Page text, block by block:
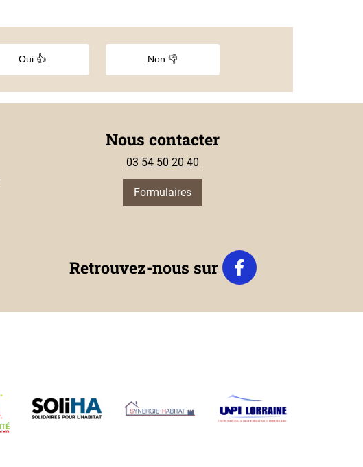
Oui 👍 Non 👎
Nous contacter
03 54 50 20 40
Formulaires
Retrouvez-nous sur